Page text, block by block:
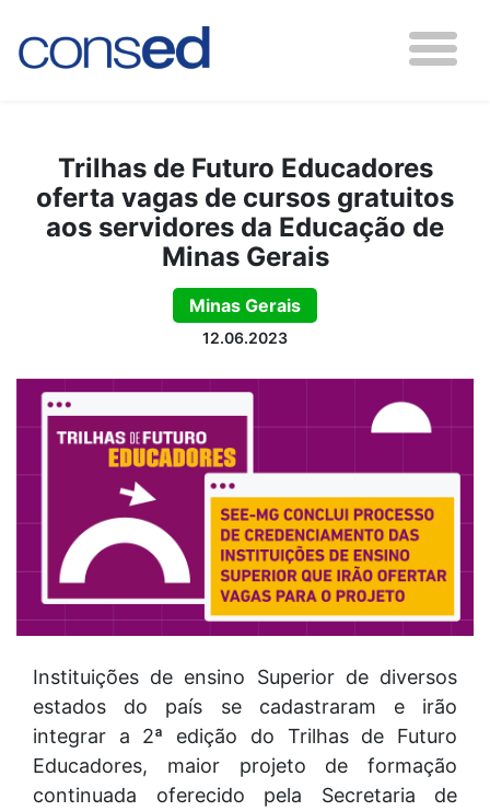
Trilhas de Futuro Educadores
oferta vagas de cursos gratuitos
aos servidores da Educação de
Minas Gerais
Minas Gerais
12.06.2023
Instituições de ensino Superior de diversos
estados do país se cadastraram e irão
integrar a 2ª edição do Trilhas de Futuro
Educadores, maior projeto de formação
continuada oferecido pela Secretaria de